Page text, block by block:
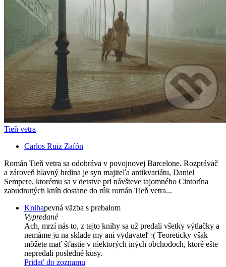
Tieň vetra
Carlos Ruiz Zafón
Román Tieň vetra sa odohráva v povojnovej Barcelone. Rozprávač
a zároveň hlavný hrdina je syn majiteľa antikvariátu, Daniel
Sempere, ktorému sa v detstve pri návšteve tajomného Cintorína
zabudnutých kníh dostane do rúk román Tieň vetra...
Knihapevná väzba s prebalom
Vypredané
Ach, mrzí nás to, z tejto knihy sa už predali všetky výtlačky a
nemáme ju na sklade my ani vydavateľ :( Teoreticky však
môžete mať šťastie v niektorých iných obchodoch, ktoré ešte
nepredali posledné kusy.
Pridať do zoznamu